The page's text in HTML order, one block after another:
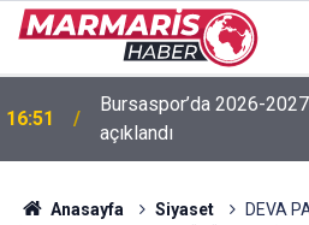
16:51
Bursaspor’da 2026-
açıklandı
Anasayfa Siyaset
DEVA